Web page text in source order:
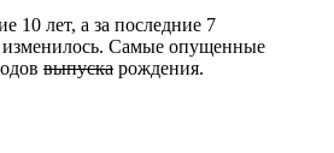
10 лет, а за последние 7
изменилось. Самые опущенные
выпуска рождения.